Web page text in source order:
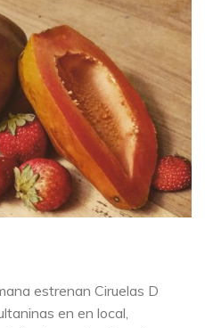
estrenan Ciruelas D
en en local,